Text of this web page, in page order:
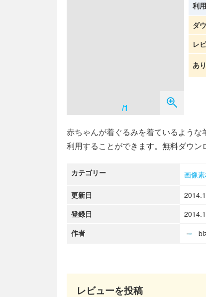
/1
利
ダ
レ
あ
赤ちゃんが着ぐるみを着ているよう
利用することができます。無料ダウン
カテゴリー 画像
更新日
登録日
作者
レビューを投稿